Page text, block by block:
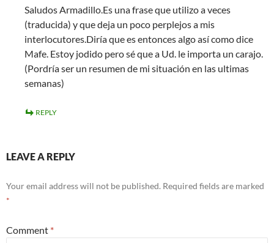
Saludos Armadillo.Es una frase que utilizo a veces
(traducida) y que deja un poco perplejos a mis
interlocutores.Diría que es entonces algo así como dice
Mafe. Estoy jodido pero sé que a Ud. le importa un carajo.
(Pordría ser un resumen de mi situación en las ultimas
semanas)
REPLY
LEAVE A REPLY
Your email address will not be published. Required fields are marked
*
Comment *